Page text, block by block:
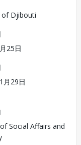
of Djibouti
25日
月29日
Social Affairs and